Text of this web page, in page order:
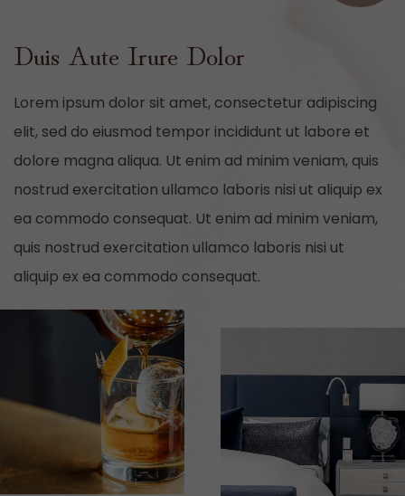
Duis Aute Irure Dolor
Lorem ipsum dolor sit amet, consectetur adipiscing
elit, sed do eiusmod tempor incididunt ut labore et
dolore magna aliqua. Ut enim ad minim veniam, quis
nostrud exercitation ullamco laboris nisi ut aliquip ex
ea commodo consequat. Ut enim ad minim veniam,
quis nostrud exercitation ullamco laboris nisi ut
aliquip ex ea commodo consequat.